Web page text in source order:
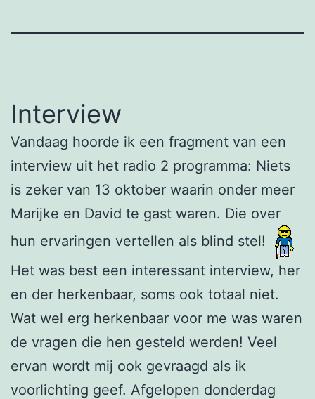
Interview
Vandaag hoorde ik een fragment van een
interview uit het radio 2 programma: Niets
is zeker van 13 oktober waarin onder meer
Marijke en David te gast waren. Die over
hun ervaringen vertellen als blind stel!
Het was best een interessant interview, her
en der herkenbaar, soms ook totaal niet.
Wat wel erg herkenbaar voor me was waren
de vragen die hen gesteld werden! Veel
ervan wordt mij ook gevraagd als ik
voorlichting geef. Afgelopen donderdag